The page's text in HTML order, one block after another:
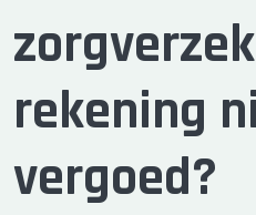
rekening
vergoed?